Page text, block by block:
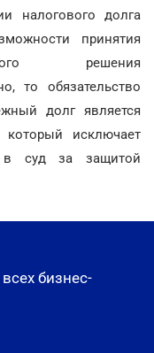
налогового долга
принятия
решения
то обязательство
долг является
исключает
в суд за защитой
бизнес-